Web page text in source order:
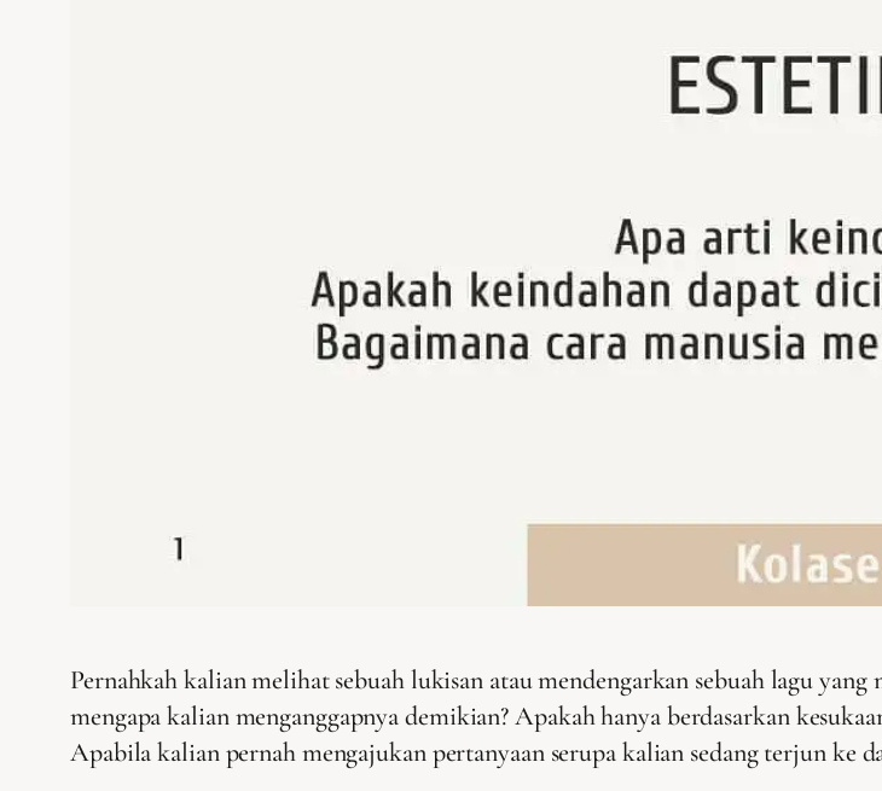
Pernahkah kalian melihat sebuah lukisan atau mendengarkan sebuah lagu
mengapa kalian menganggapnya demikian? Apakah hanya berdasarkan
Apabila kalian pernah mengajukan pertanyaan serupa kalian sedang terjun ke